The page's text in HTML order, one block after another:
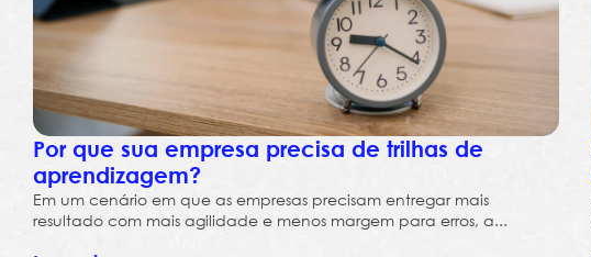
Por que sua empresa precisa de trilhas de
aprendizagem?
Em um cenário em que as empresas precisam entregar mais
resultado com mais agilidade e menos margem para erros, a...